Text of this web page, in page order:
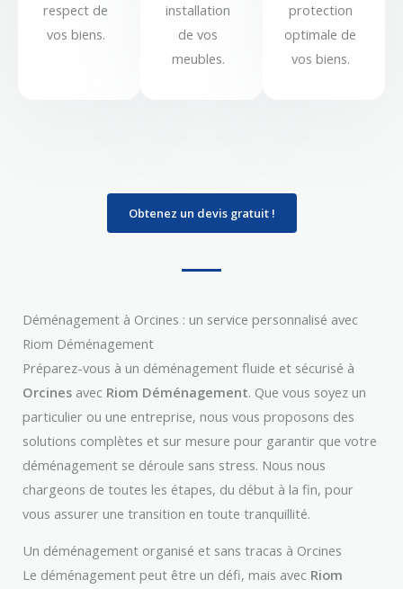
respect de
vos biens.
installation
de vos
meubles.
protection
optimale de
vos biens.
Obtenez un devis gratuit !
Déménagement à Orcines : un service personnalisé avec
Riom Déménagement
Préparez-vous à un déménagement fluide et sécurisé à
Orcines avec Riom Déménagement. Que vous soyez un
particulier ou une entreprise, nous vous proposons des
solutions complètes et sur mesure pour garantir que votre
déménagement se déroule sans stress. Nous nous
chargeons de toutes les étapes, du début à la fin, pour
vous assurer une transition en toute tranquillité.
Un déménagement organisé et sans tracas à Orcines
Le déménagement peut être un défi, mais avec Riom